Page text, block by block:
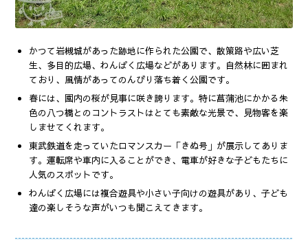
かつて岩槻城があった跡地に作られた公園で、散策路や広い芝
生、多目的広場、わんぱく広場などがあります。自然林に囲まれ
ており、風情があってのんびり落ち着く公園です。
春には、園内の桜が見事に咲き誇ります。特に菖蒲池にかかる朱
色の八つ橋とのコントラストはとても素敵な光景で、見物客を楽
しませてくれます。
東武鉄道を走っていたロマンスカー「きぬ号」が展示してありま
す。運転席や車内に入ることができ、電車が好きな子どもたちに
人気のスポットです。
わんぱく広場には複合遊具や小さい子向けの遊具があり、子ども
達の楽しそうな声がいつも聞こえてきます。